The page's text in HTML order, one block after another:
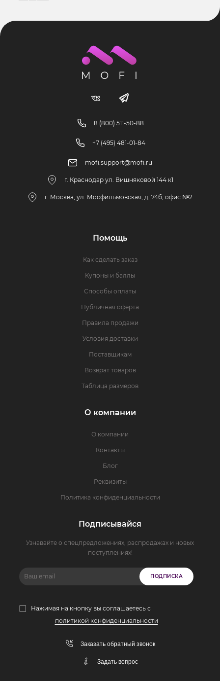
8 (800) 511-50-88
+7 (495) 481-01-84
mofi.support@mofi.ru
г. Краснодар ул. Вишняковой 144 к1
г. Москва, ул. Мосфильмовская, д. 74б, офис №2
Помощь
Как сделать заказ
Купоны и баллы
Способы оплаты
Публичная оферта
Правила продажи
Условия доставки
Поставщикам
Возврат товаров
Таблица размеров
О компании
О компании
Контакты
Блог
Реквизиты
Политика конфиденциальности
Подписывайся
Узнавайте о спецпредложениях, распродажах и новых
поступлениях!
ПОДПИСКА
Нажимая на кнопку вы соглашаетесь с
политикой конфиденциальности
Заказать обратный звонок
Задать вопрос